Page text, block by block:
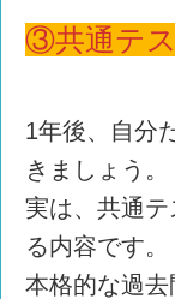
③共通テ
1年後、自分
きましょう。
実は、共通
る内容です。
本格的な過